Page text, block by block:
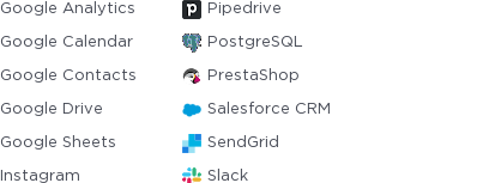
Google Analytics Pipedrive
Google Calendar PostgreSQL
Google Contacts PrestaShop
Google Drive Salesforce CRM
Google Sheets SendGrid
Instagram Slack